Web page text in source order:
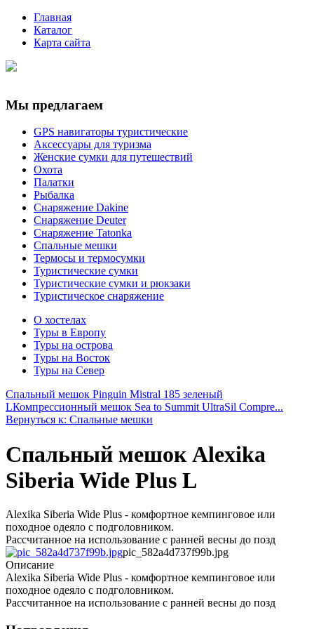
Главная
Каталог
Карта сайта
Мы предлагаем
GPS навигаторы туристические
Аксессуары для туризма
Женские сумки для путешествий
Охота
Палатки
Рыбалка
Снаряжение Dakine
Снаряжение Deuter
Снаряжение Tatonka
Спальные мешки
Термосы и термосумки
Туристические сумки
Туристические сумки и рюкзаки
Туристическое снаряжение
О хостелах
Туры в Европу
Туры на острова
Туры на Восток
Туры на Север
Спальный мешок Pinguin Mistral 185 зеленый
LКомпрессионный мешок Sea to Summit UltraSil Compre...
Вернуться к: Спальные мешки
Спальный мешок Alexika
Siberia Wide Plus L
Alexika Siberia Wide Plus - комфортное кемпинговое или
походное одеяло с подголовником.
Рассчитанное на использование с ранней весны до позд
pic_582a4d737f99b.jpg
Описание
Alexika Siberia Wide Plus - комфортное кемпинговое или
походное одеяло с подголовником.
Рассчитанное на использование с ранней весны до позд